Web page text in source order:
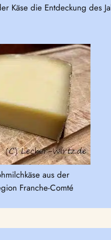
Käse die Entdeckung des
aus der
Franche-Comté